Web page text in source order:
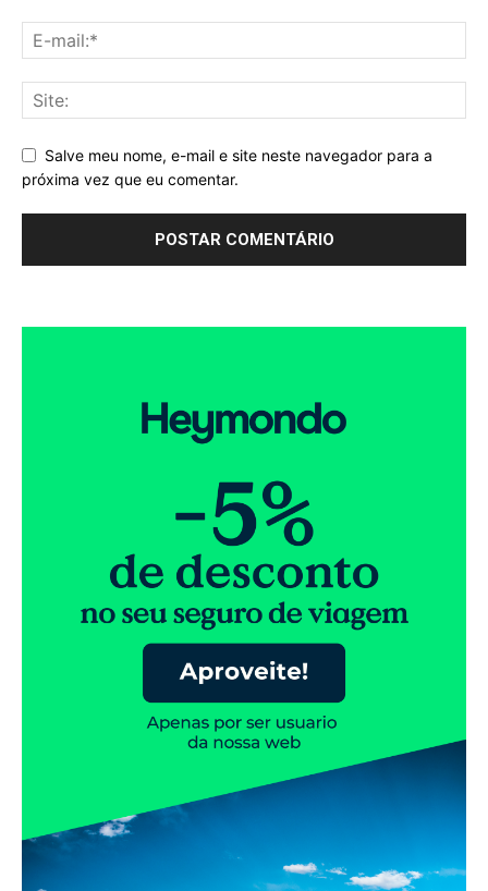
Salve meu nome, e-mail e site neste navegador para a
próxima vez que eu comentar.